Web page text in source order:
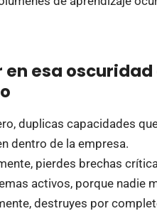
en esa
duplicas capacidades
dentro de la empresa.
pierdes brechas
activos, porque nadie
destruyes por